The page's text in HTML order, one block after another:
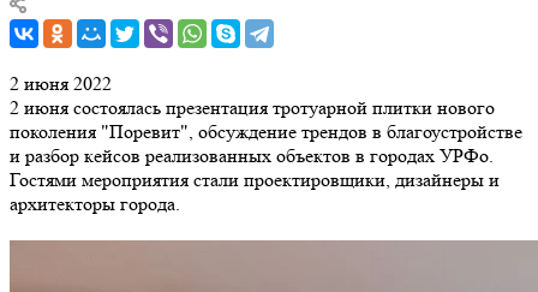
2 июня 2022
2 июня состоялась презентация тротуарной плитки нового
поколения "Поревит", обсуждение трендов в благоустройстве
и разбор кейсов реализованных объектов в городах УРФо.
Гостями мероприятия стали проектировщики, дизайнеры и
архитекторы города.